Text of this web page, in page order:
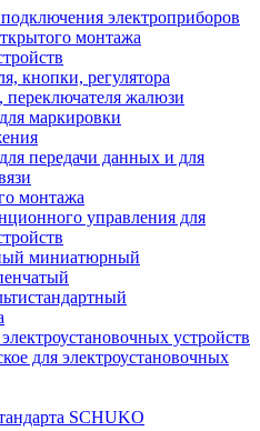
электроприборов
монтажа
кнопки, регулятора
жалюзи
маркировки
передачи данных и для
монтажа
управления для
миниатюрный
устройств
для электроустановочных
SCHUKO